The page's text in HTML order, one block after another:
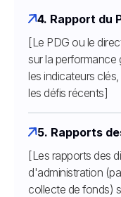
4. Rapport du
[Le PDG ou le
sur la performance
les indicateurs
les défis récents]
5. Rapports
[Les rapports des
d'administration
collecte de fonds)